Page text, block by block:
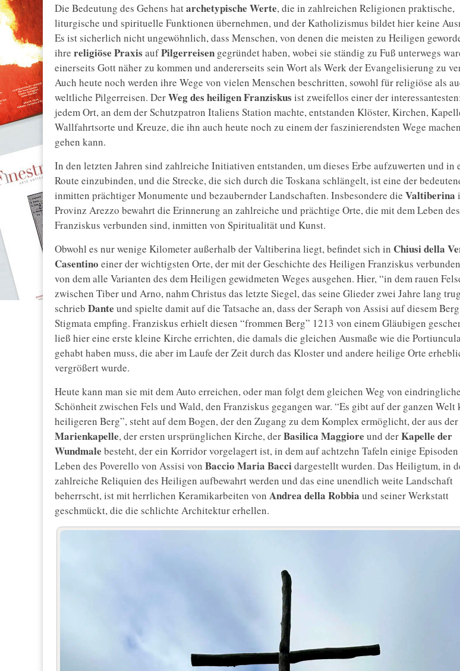
Die Bedeutung des Gehens hatarchetypische Werte, die in zahlreichen Religionen praktische,
liturgische und spirituelle Funktionen übernehmen, und der Katholizismus bildet hier keine
Es ist sicherlich nicht ungewöhnlich, dass Menschen, von denen die meisten zu Heiligen
ihre religiöse Praxis aufPilgerreisen gegründet haben, wobei sie ständig zu Fuß unterwegs
einerseits Gott näher zu kommen und andererseits sein Wort als Werk der Evangelisierung zu
Auch heute noch werden ihre Wege von vielen Menschen beschritten, sowohl für religiöse als
weltliche Pilgerreisen. DerWeg des heiligen Franziskus ist zweifellos einer der
jedem Ort, an dem der Schutzpatron Italiens Station machte, entstanden Klöster, Kirchen,
Wallfahrtsorte und Kreuze, die ihn auch heute noch zu einem der faszinierendsten Wege
gehen kann.
In den letzten Jahren sind zahlreiche Initiativen entstanden, um dieses Erbe aufzuwerten und in
Route einzubinden, und die Strecke, die sich durch die Toskana schlängelt, ist eine der
inmitten prächtiger Monumente und bezaubernder Landschaften. Insbesondere die Valtiberina
Provinz Arezzo bewahrt die Erinnerung an zahlreiche und prächtige Orte, die mit dem Leben
Franziskus verbunden sind, inmitten von Spiritualität und Kunst.
Obwohl es nur wenige Kilometer außerhalb der Valtiberina liegt, befindet sich in Chiusi della
Casentino einer der wichtigsten Orte, der mit der Geschichte des Heiligen Franziskus
von dem alle Varianten des dem Heiligen gewidmeten Weges ausgehen. Hier, “in dem rauen
zwischen Tiber und Arno, nahm Christus das letzte Siegel, das seine Glieder zwei Jahre lang
schrieb Dante und spielte damit auf die Tatsache an, dass der Seraph von Assisi auf diesem
Stigmata empfing. Franziskus erhielt diesen “frommen Berg” 1213 von einem Gläubigen
ließ hier eine erste kleine Kirche errichten, die damals die gleichen Ausmaße wie die
gehabt haben muss, die aber im Laufe der Zeit durch das Kloster und andere heilige Orte
vergrößert wurde.
Heute kann man sie mit dem Auto erreichen, oder man folgt dem gleichen Weg von
Schönheit zwischen Fels und Wald, den Franziskus gegangen war. “Es gibt auf der ganzen Welt
heiligeren Berg”, steht auf dem Bogen, der den Zugang zu dem Komplex ermöglicht, der aus der
Marienkapelle, der ersten ursprünglichen Kirche, derBasilica Maggiore und derKapelle der
Wundmale besteht, der ein Korridor vorgelagert ist, in dem auf achtzehn Tafeln einige Episoden
Leben des Poverello von Assisi von Baccio Maria Baccidargestellt wurden. Das Heiligtum, in
zahlreiche Reliquien des Heiligen aufbewahrt werden und das eine unendlich weite Landschaft
beherrscht, ist mit herrlichen Keramikarbeiten von Andrea della Robbia und seiner Werkstatt
geschmückt, die die schlichte Architektur erhellen.